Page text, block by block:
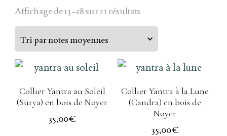
Affichage de 13–18 sur 21 résultats
Collier Yantra au Soleil
(Sūrya) en bois de Noyer
35,00€
Collier Yantra à la Lune
(Candra) en bois de
Noyer
35,00€